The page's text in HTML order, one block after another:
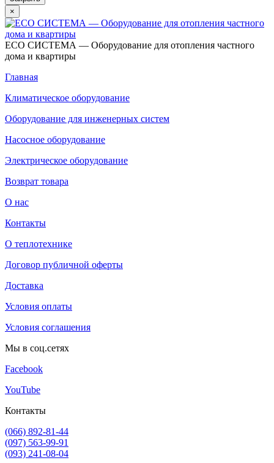
×
ECO СИСТЕМА — Оборудование для отопления частного
дома и квартиры
Главная
Климатическое оборудование
Оборудование для инженерных систем
Насосное оборудование
Электрическое оборудование
Возврат товара
О нас
Контакты
О теплотехнике
Договор публичной оферты
Доставка
Условия оплаты
Условия соглашения
Мы в соц.сетях
Facebook
YouTube
Контакты
(066) 892-81-44
(097) 563-99-91
(093) 241-08-04